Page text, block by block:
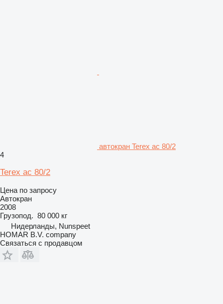
автокран Terex ac 80/2
4
Terex ac 80/2
Цена по запросу
Автокран
2008
Грузопод. 80 000 кг
Нидерланды, Nunspeet
HOMAR B.V. company
Связаться с продавцом